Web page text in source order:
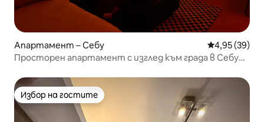
Апартамент – Себу Средна
4,95 (39)
Просторен апартамент с изглед към града в Себу
Избор на гостите
Избор на гостите